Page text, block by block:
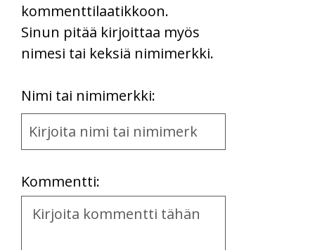
kommenttilaatikkoon.
Sinun pitää kirjoittaa myös
nimesi tai keksiä nimimerkki.
Nimi tai nimimerkki:
Name
and
Kommentti:
Kommentti